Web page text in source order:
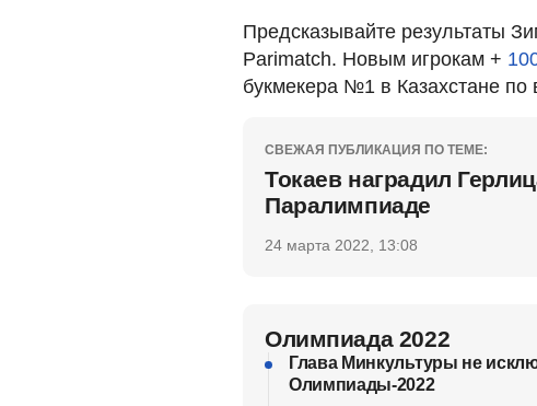
Предсказывайте результаты
Parimatch. Новым игрокам +
букмекера №1 в Казахстане по
СВЕЖАЯ ПУБЛИКАЦИЯ ПО ТЕМЕ:
Токаев наградил
Паралимпиаде
24 марта 2022, 13:08
Олимпиада 2022
Глава Минкультуры не
Олимпиады-2022